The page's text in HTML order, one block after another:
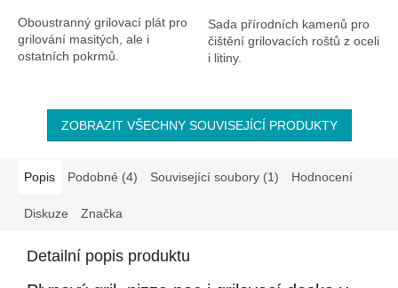
Oboustranný grilovací plát pro
grilování masitých, ale i
ostatních pokrmů.
Sada přírodních kamenů pro
čištění grilovacích roštů z oceli
i litiny.
ZOBRAZIT VŠECHNY SOUVISEJÍCÍ PRODUKTY
Popis Podobné (4) Související soubory (1) Hodnocení
Diskuze Značka
Detailní popis produktu